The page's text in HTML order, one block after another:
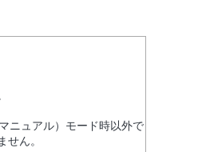
ニュアル）モード時以外で
ん。